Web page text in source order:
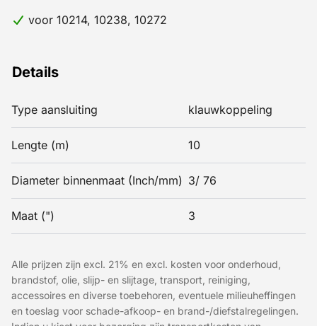
Details
Type aansluiting klauwkoppeling
Lengte (m) 10
Diameter binnenmaat (Inch/mm) 3/ 76
Maat (") 3
voor 10214, 10238, 10272
Alle prijzen zijn excl. 21% en excl. kosten voor onderhoud,
brandstof, olie, slijp- en slijtage, transport, reiniging,
accessoires en diverse toebehoren, eventuele milieuheffingen
en toeslag voor schade-afkoop- en brand-/diefstalregelingen.